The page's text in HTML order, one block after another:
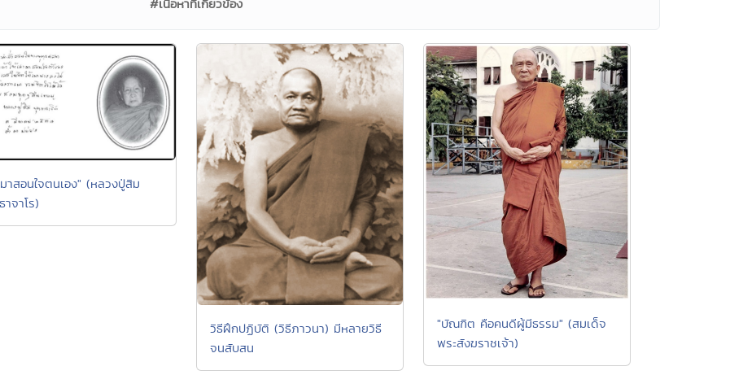
#เนื้อหาที่เกี่ยวข้อง
าสอนใจตนเอง" (หลวงปู่สิม
จาโร)
วิธีฝึกปฏิบัติ (วิธีภาวนา) มีหลายวิธี
จนสับสน
"บัณฑิต คือคนดีผู้มีธรรม" (สมเด็จ
พระสังฆราชเจ้า)